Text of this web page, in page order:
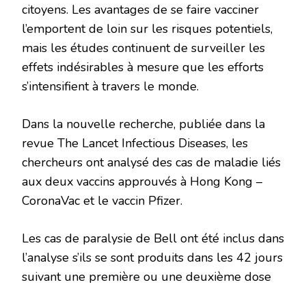
citoyens. Les avantages de se faire vacciner
l’emportent de loin sur les risques potentiels,
mais les études continuent de surveiller les
effets indésirables à mesure que les efforts
s’intensifient à travers le monde.
Dans la nouvelle recherche, publiée dans la
revue The Lancet Infectious Diseases, les
chercheurs ont analysé des cas de maladie liés
aux deux vaccins approuvés à Hong Kong –
CoronaVac et le vaccin Pfizer.
Les cas de paralysie de Bell ont été inclus dans
l’analyse s’ils se sont produits dans les 42 jours
suivant une première ou une deuxième dose